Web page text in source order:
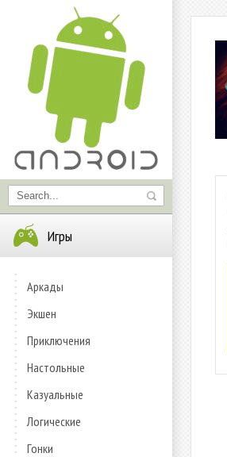
Игры
Аркады
Экшен
Приключения
Настольные
Казуальные
Логические
Гонки